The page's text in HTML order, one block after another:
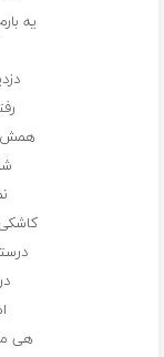
یه
همش
هی